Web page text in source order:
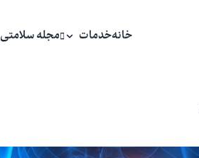
خانهخدمات مجله سلامتی